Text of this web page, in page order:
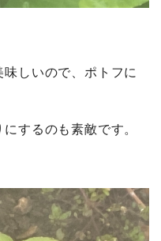
しいので、ポトフに
するのも素敵です。